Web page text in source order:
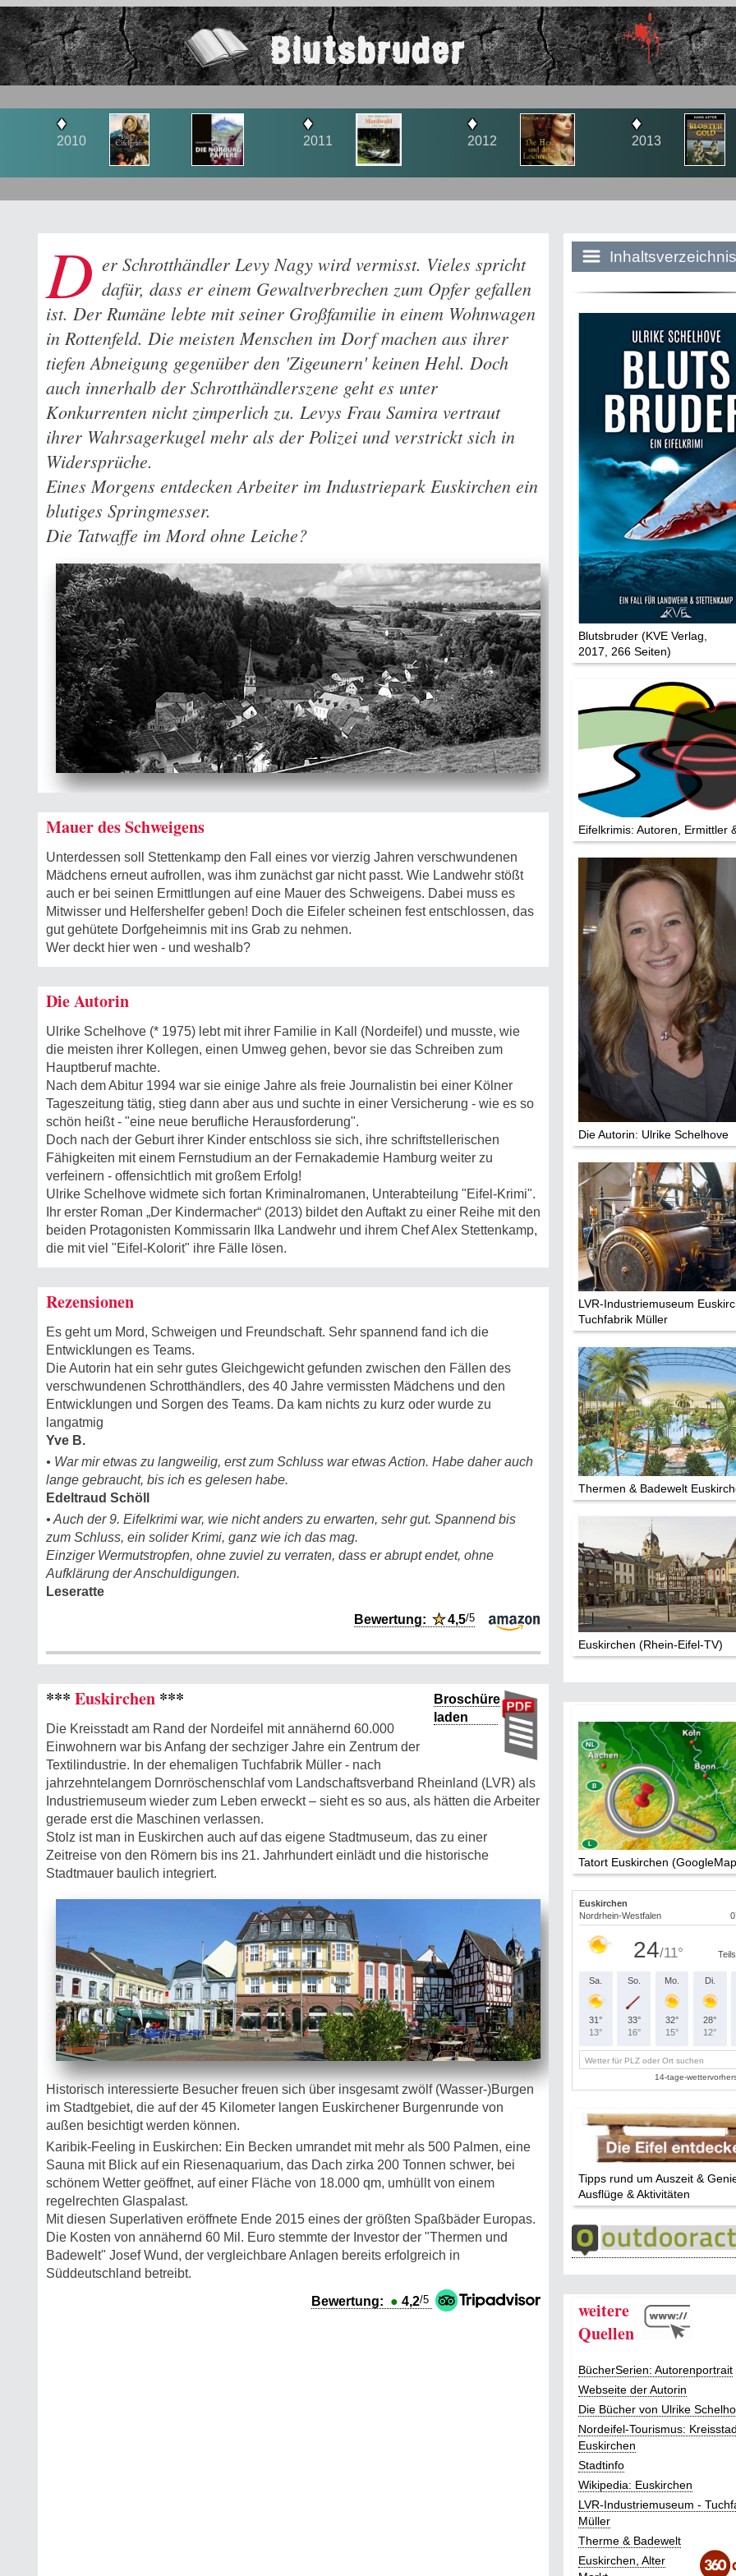
Blutsbruder
2012 2013
D er Schrotthändler Levy Nagy wird vermisst. Vieles spricht
dafür, dass er einem Gewaltverbrechen zum Opfer gefallen
ist. Der Rumäne lebte mit seiner Großfamilie in einem Wohnwagen
in Rottenfeld. Die meisten Menschen im Dorf machen aus ihrer
tiefen Abneigung gegenüber den 'Zigeunern' keinen Hehl. Doch
auch innerhalb der Schrotthändlerszene geht es unter
Konkurrenten nicht zimperlich zu. Levys Frau Samira vertraut
ihrer Wahrsagerkugel mehr als der Polizei und verstrickt sich in
Widersprüche.
Eines Morgens entdecken Arbeiter im Industriepark Euskirchen ein
blutiges Springmesser.
Die Tatwaffe im Mord ohne Leiche?
Mauer des Schweigens
Unterdessen soll Stettenkamp den Fall eines vor vierzig Jahren verschwundenen
Mädchens erneut aufrollen, was ihm zunächst gar nicht passt. Wie Landwehr stößt
auch er bei seinen Ermittlungen auf eine Mauer des Schweigens. Dabei muss es
Mitwisser und Helfershelfer geben! Doch die Eifeler scheinen fest entschlossen, das
gut gehütete Dorfgeheimnis mit ins Grab zu nehmen.
Wer deckt hier wen - und weshalb?
Die Autorin
Ulrike Schelhove (* 1975) lebt mit ihrer Familie in Kall (Nordeifel) und musste, wie
die meisten ihrer Kollegen, einen Umweg gehen, bevor sie das Schreiben zum
Hauptberuf machte.
Nach dem Abitur 1994 war sie einige Jahre als freie Journalistin bei einer Kölner
Tageszeitung tätig, stieg dann aber aus und suchte in einer Versicherung - wie es so
schön heißt - "eine neue berufliche Herausforderung".
Doch nach der Geburt ihrer Kinder entschloss sie sich, ihre schriftstellerischen
Fähigkeiten mit einem Fernstudium an der Fernakademie Hamburg weiter zu
verfeinern - offensichtlich mit großem Erfolg!
Ulrike Schelhove widmete sich fortan Kriminalromanen, Unterabteilung "Eifel-Krimi".
Ihr erster Roman „Der Kindermacher“ (2013) bildet den Auftakt zu einer Reihe mit den
beiden Protagonisten Kommissarin Ilka Landwehr und ihrem Chef Alex Stettenkamp,
die mit viel "Eifel-Kolorit" ihre Fälle lösen.
Rezensionen
Es geht um Mord, Schweigen und Freundschaft. Sehr spannend fand ich die
Entwicklungen es Teams.
Die Autorin hat ein sehr gutes Gleichgewicht gefunden zwischen den Fällen des
verschwundenen Schrotthändlers, des 40 Jahre vermissten Mädchens und den
Entwicklungen und Sorgen des Teams. Da kam nichts zu kurz oder wurde zu
langatmig
Yve B.
• War mir etwas zu langweilig, erst zum Schluss war etwas Action. Habe daher auch
lange gebraucht, bis ich es gelesen habe.
Edeltraud Schöll
• Auch der 9. Eifelkrimi war, wie nicht anders zu erwarten, sehr gut. Spannend bis
zum Schluss, ein solider Krimi, ganz wie ich das mag.
Einziger Wermutstropfen, ohne zuviel zu verraten, dass er abrupt endet, ohne
Aufklärung der Anschuldigungen.
Leseratte
Bewertung:★4,5/5
Broschüre
laden
*** Euskirchen ***
Die Kreisstadt am Rand der Nordeifel mit annähernd 60.000
Einwohnern war bis Anfang der sechziger Jahre ein Zentrum der
Textilindustrie. In der ehemaligen Tuchfabrik Müller - nach
jahrzehntelangem Dornröschenschlaf vom Landschaftsverband Rheinland (LVR) als
Industriemuseum wieder zum Leben erweckt – sieht es so aus, als hätten die Arbeiter
gerade erst die Maschinen verlassen.
Stolz ist man in Euskirchen auch auf das eigene Stadtmuseum, das zu einer
Zeitreise von den Römern bis ins 21. Jahrhundert einlädt und die historische
Stadtmauer baulich integriert.
Historisch interessierte Besucher freuen sich über insgesamt zwölf (Wasser-)Burgen
im Stadtgebiet, die auf der 45 Kilometer langen Euskirchener Burgenrunde von
außen besichtigt werden können.
Karibik-Feeling in Euskirchen: Ein Becken umrandet mit mehr als 500 Palmen, eine
Sauna mit Blick auf ein Riesenaquarium, das Dach zirka 200 Tonnen schwer, bei
schönem Wetter geöffnet, auf einer Fläche von 18.000 qm, umhüllt von einem
regelrechten Glaspalast.
Mit diesen Superlativen eröffnete Ende 2015 eines der größten Spaßbäder Europas.
Die Kosten von annähernd 60 Mil. Euro stemmte der Investor der "Thermen und
Badewelt" Josef Wund, der vergleichbare Anlagen bereits erfolgreich in
Süddeutschland betreibt.
Bewertung: ● 4,2/5
Inhaltsverzeichnis
Die dunkle
Mythen,
Legenden
Sightseeing:
Die Eifel
Eifelevents
Eifelkarte:
Drehorte &
Eifelkrimi:
Die Autoren
TV & Kino
Die Stars:
Wer hat wo
Mediathek
Impressum
Blutsbruder (KVE Verlag,
2017, 266 Seiten)
Eifelkrimis: Autoren, Ermittler
Die Autorin: Ulrike Schelhove
LVR-Industriemuseum
Tuchfabrik Müller
Thermen & Badewelt
Euskirchen (Rhein-Eifel-TV)
Tatort Euskirchen
Tipps rund um Auszeit &
Ausflüge & Aktivitäten
weitere
Quellen
BücherSerien: Autorenportrait
Webseite der Autorin
Die Bücher von Ulrike
Nordeifel-Tourismus:
Euskirchen
Stadtinfo
Wikipedia: Euskirchen
LVR-Industriemuseum -
Müller
Therme & Badewelt
Euskirchen, Alter